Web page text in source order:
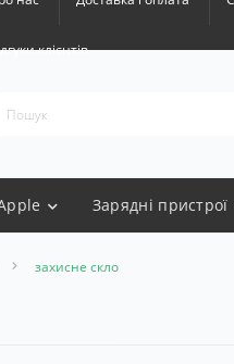
клієнтів
Зарядні пристрої
захисне скло